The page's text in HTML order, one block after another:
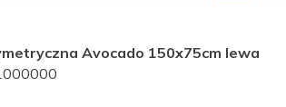
Avocado 150x75cm lewa